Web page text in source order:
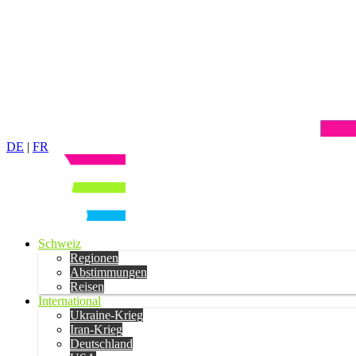
DE | FR
Schweiz
Regionen
Abstimmungen
Reisen
International
Ukraine-Krieg
Iran-Krieg
Deutschland